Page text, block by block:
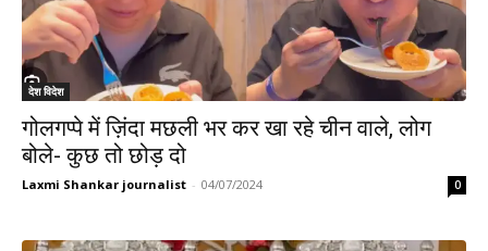
देश विदेश
गोलगप्पे में ज़िंदा मछली भर कर खा रहे चीन वाले, लोग
बोले- कुछ तो छोड़ दो
Laxmi Shankar journalist - 04/07/2024 0